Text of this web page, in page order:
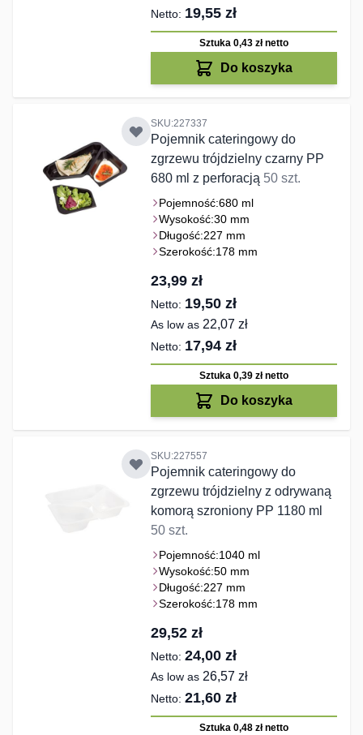
19,55 zł
Sztuka 0,43 złnetto
Do koszyka
SKU:227337
Pojemnik cateringowy do
zgrzewu trójdzielny czarny PP
680 ml z perforacją 50 szt.
Pojemność:680 ml
Wysokość:30 mm
Długość:227 mm
Szerokość:178 mm
23,99 zł
19,50 zł
As low as 22,07 zł
17,94 zł
Sztuka 0,39 złnetto
Do koszyka
SKU:227557
Pojemnik cateringowy do
zgrzewu trójdzielny z odrywaną
komorą szroniony PP 1180 ml
50 szt.
Pojemność:1040 ml
Wysokość:50 mm
Długość:227 mm
Szerokość:178 mm
29,52 zł
24,00 zł
As low as 26,57 zł
21,60 zł
Sztuka 0,48 złnetto